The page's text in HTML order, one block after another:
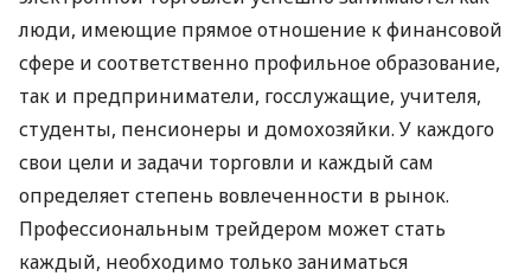
люди, имеющие прямое отношение к финансовой
сфере и соответственно профильное образование,
так и предприниматели, госслужащие, учителя,
студенты, пенсионеры и домохозяйки. У каждого
свои цели и задачи торговли и каждый сам
определяет степень вовлеченности в рынок.
Профессиональным трейдером может стать
каждый, необходимо только заниматься